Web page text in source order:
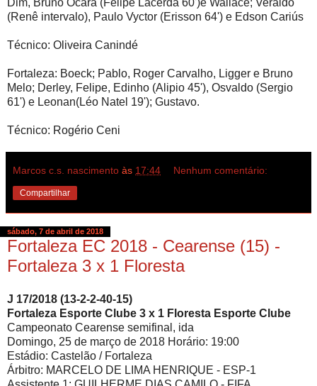
(Renê intervalo), Paulo Vyctor (Erisson 64') e Edson Cariús
Técnico: Oliveira Canindé
Fortaleza: Boeck; Pablo, Roger Carvalho, Ligger e Bruno
Melo; Derley, Felipe, Edinho (Alipio 45'), Osvaldo (Sergio
61') e Leonan(Léo Natel 19'); Gustavo.
Técnico: Rogério Ceni
Marcos c.s. nascimento às 17:44 Nenhum comentário:
Compartilhar
sábado, 7 de abril de 2018
Fortaleza EC 2018 - Cearense (15) -
Fortaleza 3 x 1 Floresta
J 17/2018 (13-2-2-40-15)
Fortaleza Esporte Clube 3 x 1 Floresta Esporte Clube
Campeonato Cearense semifinal, ida
Domingo, 25 de março de 2018 Horário: 19:00
Estádio: Castelão / Fortaleza
Árbitro: MARCELO DE LIMA HENRIQUE - ESP-1